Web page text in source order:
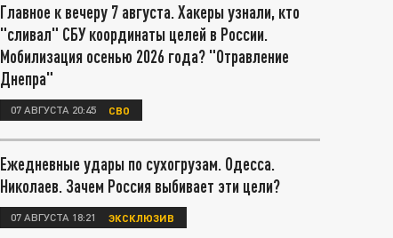
Главное к вечеру 7 августа. Хакеры узнали, кто
"сливал" СБУ координаты целей в России.
Мобилизация осенью 2026 года? "Отравление
Днепра"
07 АВГУСТА 20:45 СВО
Ежедневные удары по сухогрузам. Одесса.
Николаев. Зачем Россия выбивает эти цели?
07 АВГУСТА 18:21 ЭКСКЛЮЗИВ